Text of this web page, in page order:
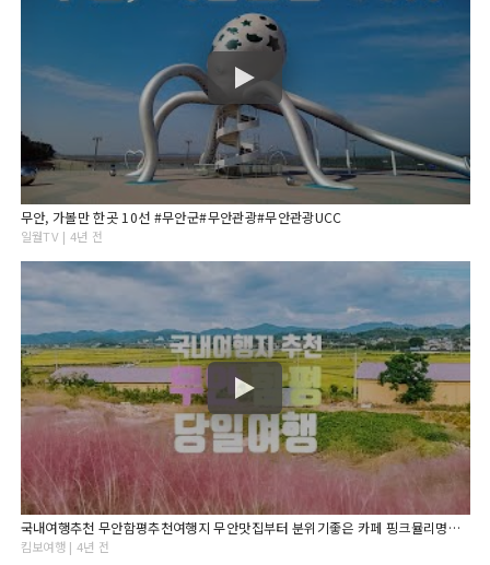
무안, 가볼만 한곳 10선 #무안군#무안관광#무안관광UCC
일월TV | 4년 전
국내여행추천 무안함평추천여행지 무안맛집부터 분위기좋은 카페 핑크뮬리명소까지
킴보여행 | 4년 전